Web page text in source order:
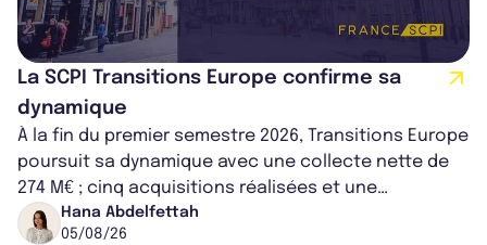
La SCPI Transitions Europe confirme sa
dynamique
À la fin du premier semestre 2026, Transitions Europe
poursuit sa dynamique avec une collecte nette de
274 M€ ; cinq acquisitions réalisées et une
capitalisation portée à 1,38 Md€....
Hana Abdelfettah
05/08/26